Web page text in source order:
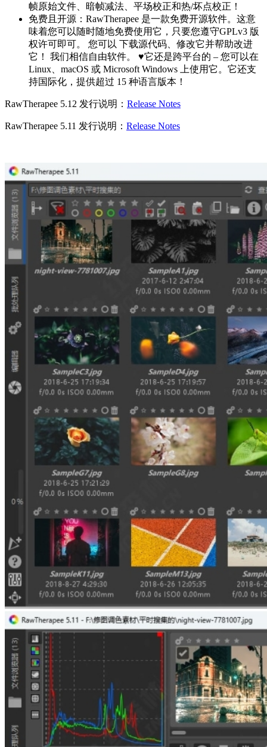
帧原始文件、暗帧减法、平场校正和热/坏点校正！
免费且开源：RawTherapee 是一款免费开源软件。这意
味着您可以随时随地免费使用它，只要您遵守GPLv3 版
权许可即可。 您可以 下载源代码、修改它并帮助改进
它！ 我们相信自由软件。 ♥它还是跨平台的 – 您可以在
Linux、macOS 或 Microsoft Windows 上使用它。它还支
持国际化，提供超过 15 种语言版本！
RawTherapee 5.12 发行说明： Release Notes
RawTherapee 5.11 发行说明： Release Notes